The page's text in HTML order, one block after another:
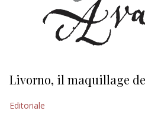
Livorno, il maquillage
Editoriale